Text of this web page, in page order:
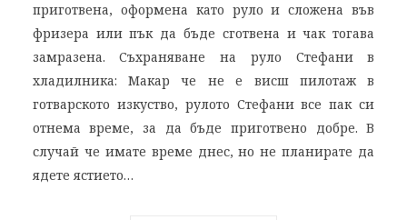
приготвена, оформена като руло и сложена във
фризера или пък да бъде сготвена и чак тогава
замразена. Съхраняване на руло Стефани в
хладилника: Макар че не е висш пилотаж в
готварското изкуство, рулото Стефани все пак си
отнема време, за да бъде приготвено добре. В
случай че имате време днес, но не планирате да
ядете ястието…